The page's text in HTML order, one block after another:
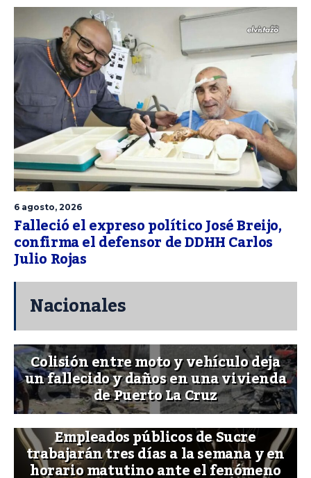
6 agosto, 2026
Falleció el expreso político José Breijo,
confirma el defensor de DDHH Carlos
Julio Rojas
Nacionales
Colisión entre moto y vehículo deja
un fallecido y daños en una vivienda
de Puerto La Cruz
Empleados públicos de Sucre
trabajarán tres días a la semana y en
horario matutino ante el fenómeno